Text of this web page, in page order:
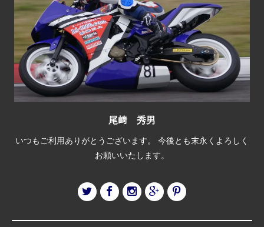
尾﨑 秀男
いつもご利用ありがとうございます。 今後とも末永くよろしく
お願いいたします。